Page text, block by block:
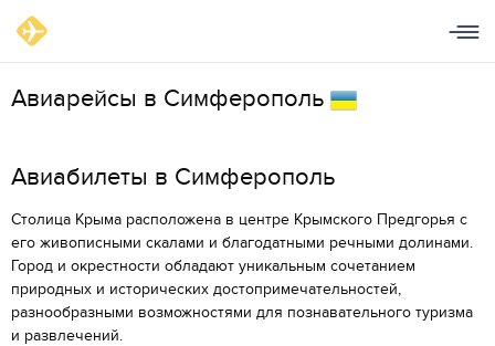
Авиарейсы в Симферополь
Aвиабилеты в Симферополь
Столица Крыма расположена в центре Крымского Предгорья с
его живописными скалами и благодатными речными долинами.
Город и окрестности обладают уникальным сочетанием
природных и исторических достопримечательностей,
разнообразными возможностями для познавательного туризма
и развлечений.